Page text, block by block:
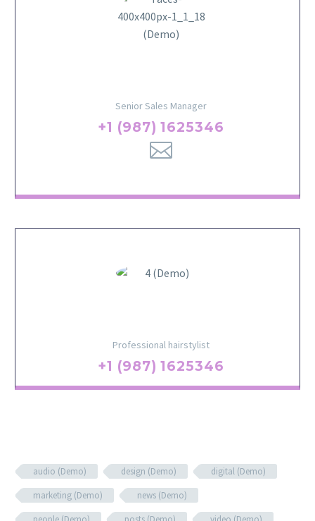
Senior Sales Manager
+1 (987) 1625346
Professional hairstylist
+1 (987) 1625346
audio (Demo) design (Demo)
digital (Demo)
marketing (Demo)
news (Demo)